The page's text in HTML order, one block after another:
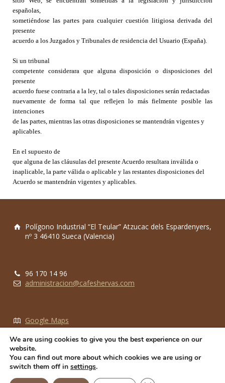
españolas,
sometiéndose las partes para cualquier cuestión litigiosa derivada del
presente
acuerdo a los Juzgados y Tribunales de residencia del Usuario (España).
Si un tribunal
competente considerara que alguna disposición o disposiciones del
presente
acuerdo fuese contraria a la ley, tal o tales disposiciones serán redactadas
nuevamente de forma tal que reflejen lo más fielmente posible las
intenciones
de las partes, mientras las otras disposiciones se mantendrán vigentes y
aplicables.
En el supuesto de
que alguna de las cláusulas del presente Acuerdo resultara inválida o
inaplicable, la parte válida o aplicable y las restantes disposiciones del
Acuerdo se mantendrán vigentes y aplicables.
Polígono Industrial “El Teular” Atzucac dels Espardenyers,
nº 3 46410 Sueca (Valencia)
96 170 14 96
administracion@cafeshervas.com
Google Maps
E-mail
We are using cookies to give you the best experience on our
website.
You can find out more about which cookies we are using or
switch them off in settings.